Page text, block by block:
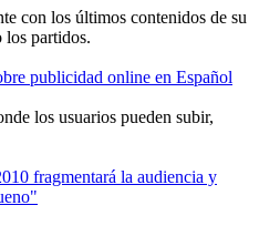
con los últimos contenidos de su
los partidos.
publicidad online en Español
los usuarios pueden subir,
fragmentará la audiencia y